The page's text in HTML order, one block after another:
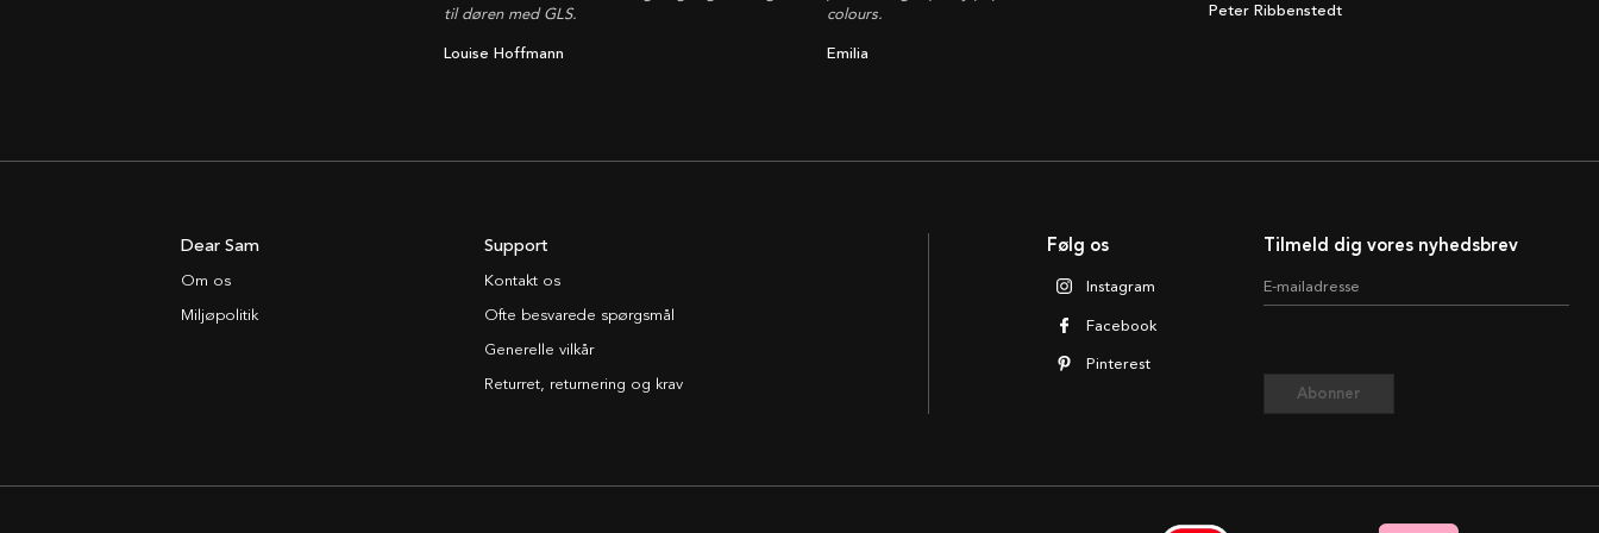
til døren med GLS.
Louise Hoffmann
colours.
Emilia
Peter Ribbenstedt
Tilmeld dig vores nyhedsbrev
E-mailadresse
Abonner
Følg os
Instagram
Facebook
Pinterest
Dear Sam
Om os
Miljøpolitik
Support
Kontakt os
Ofte besvarede spørgsmål
Generelle vilkår
Returret, returnering og krav